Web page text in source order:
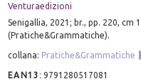
Venturaedizioni
Senigallia, 2021; br., pp. 220, cm
(Pratiche&Grammatiche).
collana: Pratiche&Grammatiche
EAN13 :9791280517081